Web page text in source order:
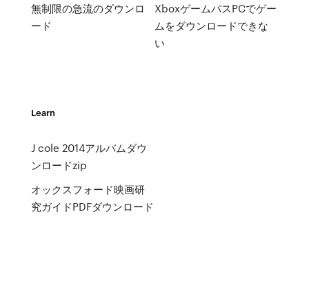
無制限の急流のダウンロ
ード
XboxゲームパスPCでゲー
ムをダウンロードできな
い
Learn
J cole 2014アルバムダウ
ンロードzip
オックスフォード映画研
究ガイドPDFダウンロード